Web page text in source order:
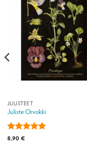
JULISTEET
Juliste Orvokki
Arvostelu
8,90 €